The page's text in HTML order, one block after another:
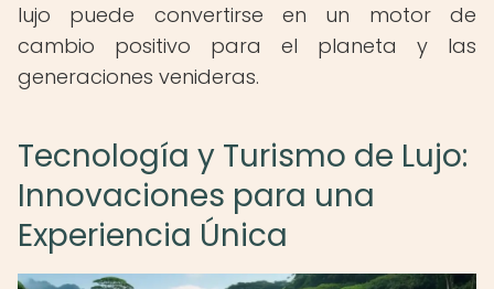
lujo puede convertirse en un motor de
cambio positivo para el planeta y las
generaciones venideras.
Tecnología y Turismo de Lujo:
Innovaciones para una
Experiencia Única